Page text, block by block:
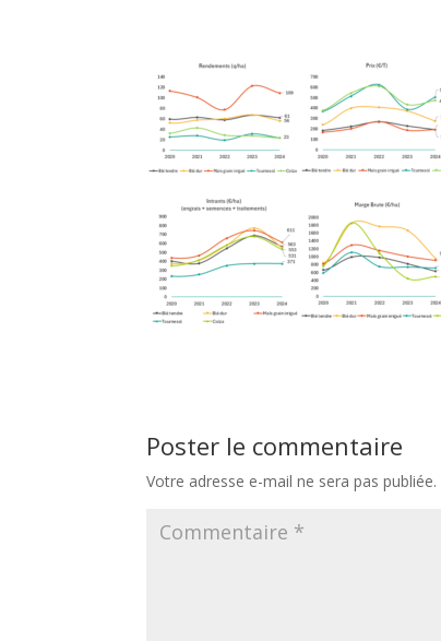
Poster le commentaire
Votre adresse e-mail ne sera pas publiée.